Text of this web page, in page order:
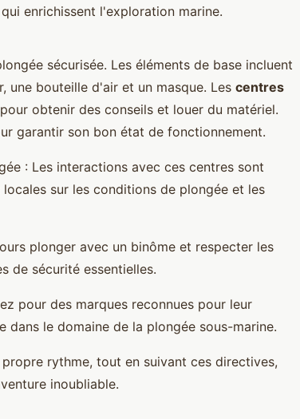
enrichissent l'exploration marine.
sécurisée. Les éléments de base incluent
une bouteille d'air et un masque. Les centres
obtenir des conseils et louer du matériel.
garantir son bon état de fonctionnement.
: Les interactions avec ces centres sont
sur les conditions de plongée et les
plonger avec un binôme et respecter les
de sécurité essentielles.
pour des marques reconnues pour leur
le domaine de la plongée sous-marine.
rythme, tout en suivant ces directives,
inoubliable.